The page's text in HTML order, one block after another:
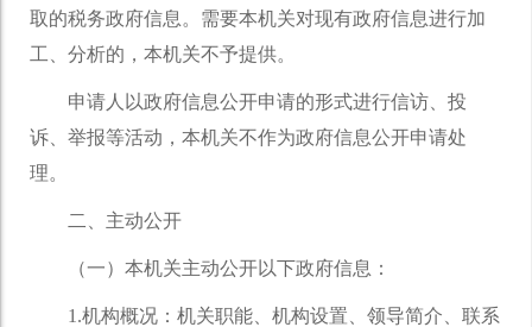
取的税务政府信息。需要本机关对现有政府信息进行加
工、分析的，本机关不予提供。
申请人以政府信息公开申请的形式进行信访、投
诉、举报等活动，本机关不作为政府信息公开申请处
理。
二、主动公开
（一）本机关主动公开以下政府信息：
1.机构概况：机关职能、机构设置、领导简介、联系